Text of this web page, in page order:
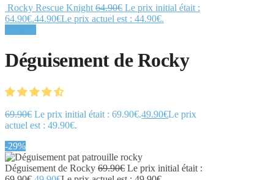
Rocky Rescue Knight 64.90€ Le prix initial était :
64.90€.44.90€Le prix actuel est : 44.90€.
Déguisement de Rocky
69.90€ Le prix initial était : 69.90€.49.90€Le prix
actuel est : 49.90€.
-29%
Déguisement de Rocky 69.90€ Le prix initial était :